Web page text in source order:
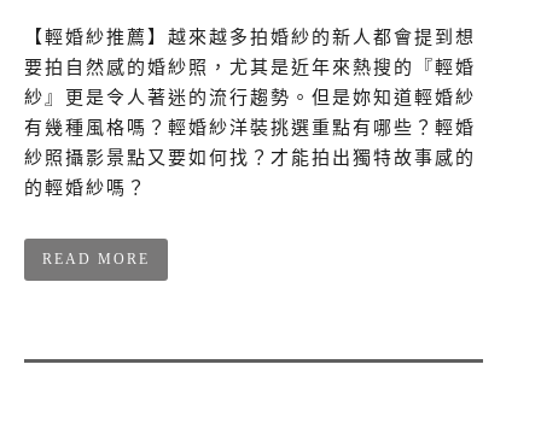
【輕婚紗推薦】越來越多拍婚紗的新人都會提到想
要拍自然感的婚紗照，尤其是近年來熱搜的『輕婚
紗』更是令人著迷的流行趨勢。但是妳知道輕婚紗
有幾種風格嗎？輕婚紗洋裝挑選重點有哪些？輕婚
紗照攝影景點又要如何找？才能拍出獨特故事感的
的輕婚紗嗎？
READ MORE